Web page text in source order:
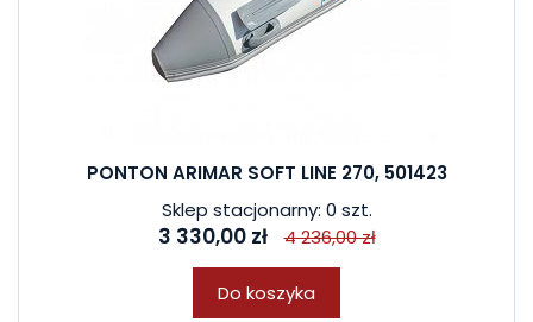
PONTON ARIMAR SOFT LINE 270, 501423
Sklep stacjonarny: 0 szt.
3 330,00 zł 4 236,00 zł
Do koszyka